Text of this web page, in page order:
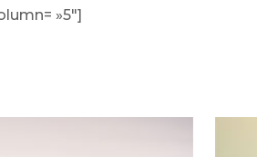
»5″]